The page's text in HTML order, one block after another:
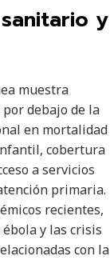
y
muestra
debajo de la
en mortalidad
cobertura
a servicios
primaria.
recientes,
ébola y las crisis
con la